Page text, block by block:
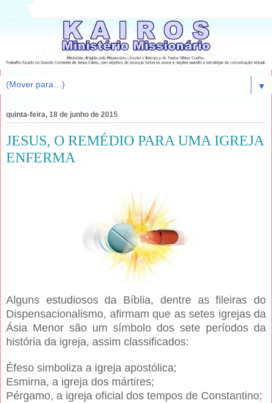
▼
quinta-feira, 18 de junho de 2015
JESUS, O REMÉDIO PARA UMA IGREJA
ENFERMA
Alguns estudiosos da Bíblia, dentre as fileiras do
Dispensacionalismo, afirmam que as setes igrejas da
Ásia Menor são um símbolo dos sete períodos da
história da igreja, assim classificados:
Éfeso simboliza a igreja apostólica;
Esmirna, a igreja dos mártires;
Pérgamo, a igreja oficial dos tempos de Constantino;